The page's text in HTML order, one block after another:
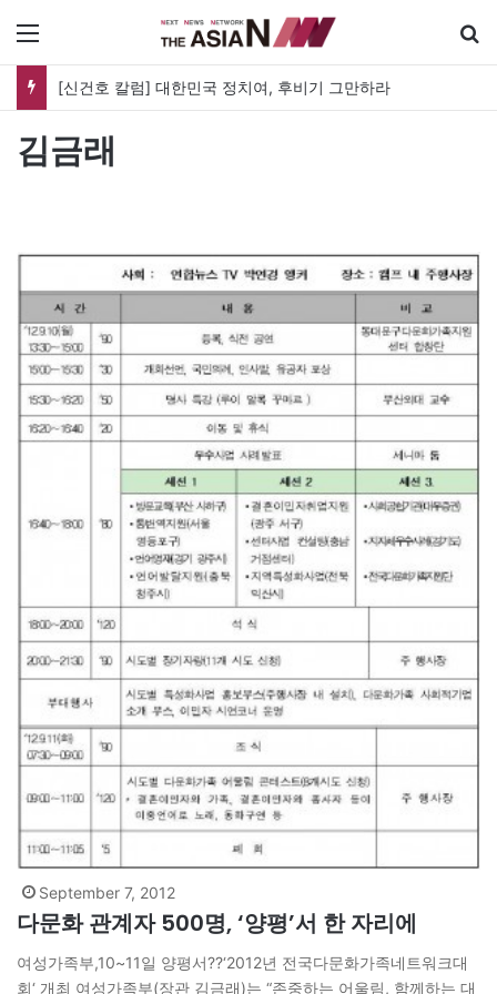
[신건호 칼럼] 대한민국 정치여, 후비기 그만하라
김금래
September 7, 2012
다문화 관계자 500명, ‘양평’서 한 자리에
여성가족부,10~11일 양평서??‘2012년 전국다문화가족네트워크대
회‘ 개최 여성가족부(장관 김금래)는 “존중하는 어울림, 함께하는 대